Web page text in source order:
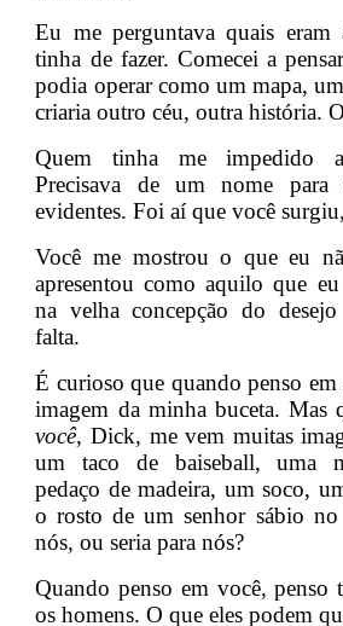
Eu me perguntava quais eram
tinha de fazer. Comecei a
podia operar como um mapa,
criaria outro céu, outra história.
Quem tinha me impedido a
Precisava de um nome para
evidentes. Foi aí que você
Você me mostrou o que eu
apresentou como aquilo que eu
na velha concepção do
falta.
É curioso que quando penso em
imagem da minha buceta. Mas
você, Dick, me vem muitas
um taco de baiseball, uma
pedaço de madeira, um soco,
o rosto de um senhor sábio
nós, ou seria para nós?
Quando penso em você, penso
os homens. O que eles podem